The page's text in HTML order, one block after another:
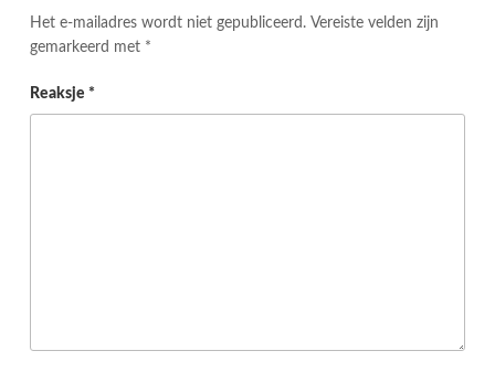
Het e-mailadres wordt niet gepubliceerd. Vereiste velden zijn
gemarkeerd met *
Reaksje *